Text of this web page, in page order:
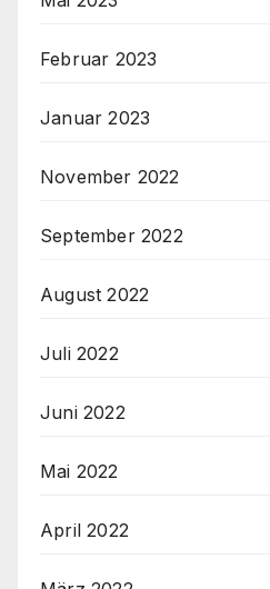
Februar 2023
Januar 2023
November 2022
September 2022
August 2022
Juli 2022
Juni 2022
Mai 2022
April 2022